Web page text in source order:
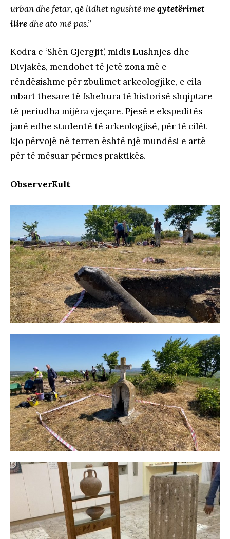
urban dhe fetar, që lidhet ngushtë meqytetërimet
iliredhe ato më pas.”
Kodra e ‘Shën Gjergjit’, midis Lushnjes dhe
Divjakës, mendohet të jetë zona më e
rëndësishme për zbulimet arkeologjike, e cila
mbart thesare të fshehura të historisë shqiptare
të periudha mijëra vjeçare. Pjesë e ekspeditës
janë edhe studentë të arkeologjisë, për të cilët
kjo përvojë në terren është një mundësi e artë
për të mësuar përmes praktikës.
ObserverKult